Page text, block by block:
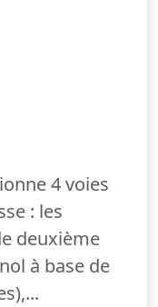
4 voies
: les
deuxième
à base de